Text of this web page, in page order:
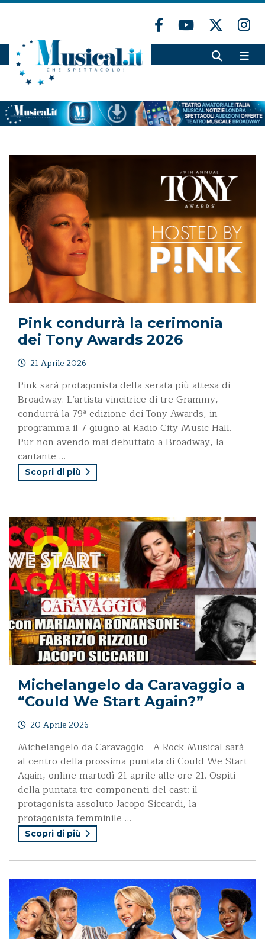
Pink condurrà la cerimonia
dei Tony Awards 2026
21 Aprile 2026
Pink sarà protagonista della serata più attesa di
Broadway. L’artista vincitrice di tre Grammy,
condurrà la 79ª edizione dei Tony Awards, in
programma il 7 giugno al Radio City Music Hall.
Pur non avendo mai debuttato a Broadway, la
cantante …
Scopri di più
Michelangelo da Caravaggio a
“Could We Start Again?”
20 Aprile 2026
Michelangelo da Caravaggio - A Rock Musical sarà
al centro della prossima puntata di Could We Start
Again, online martedì 21 aprile alle ore 21. Ospiti
della puntata tre componenti del cast: il
protagonista assoluto Jacopo Siccardi, la
protagonista femminile …
Scopri di più